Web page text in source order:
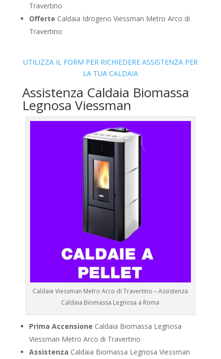
Travertino
Offerte Caldaia Idrogeno Viessman Metro Arco di
Travertino
UTILIZZA IL FORM PER RICHIEDERE ASSISTENZA PER
LA TUA CALDAIA
Assistenza Caldaia Biomassa
Legnosa Viessman
Caldaie Viessman Metro Arco di Travertino – Assistenza
Caldaia Biomassa Legnosa a Roma
Prima Accensione Caldaia Biomassa Legnosa
Viessman Metro Arco di Travertino
Assistenza Caldaia Biomassa Legnosa Viessman